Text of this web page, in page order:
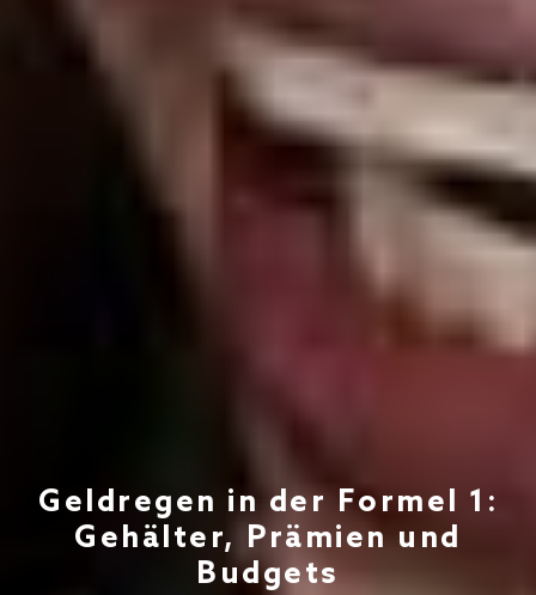
Geldregen in der Formel 1:
Gehälter, Prämien und
Budgets